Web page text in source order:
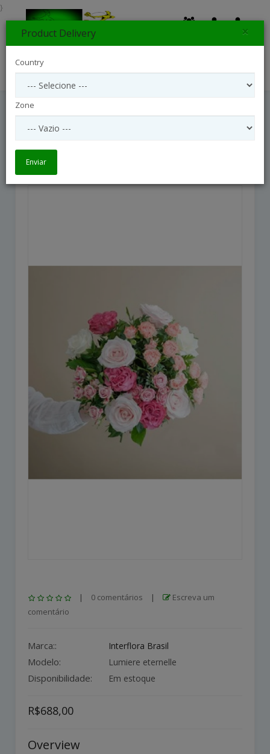
Lumiere Eternelle
| 0 comentários |
Escreva um
comentário
Marca:: Interflora Brasil
Modelo: Lumiere eternelle
Disponibilidade: Em estoque
R$688,00
Overview
}
Product Delivery ×
Country
Zone
Enviar